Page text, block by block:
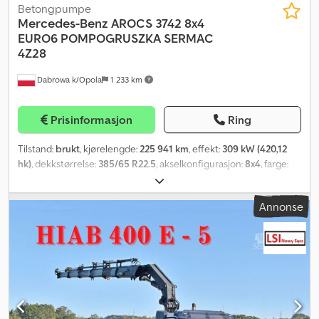
Dabrowa k/Opola 1 233 km
Betongpumpe
Mercedes-Benz AROCS 3742 8x4
EURO6 POMPOGRUSZKA SERMAC
4Z28
Prisinformasjon Ring
Tilstand: brukt, kjørelengde:225 941 km, effekt: 309 kW (420,12
hk), dekkstørrelse: 385/65 R22.5, akselkonfigurasjon:8x4, farge:
, utslippsklasse:
total lengde:9 920 mm, total bredde:2 550 mm, total høyde:
ABS,
aircondition, differensialsperre, elektrisk justerbart speil,
elektrisk vindusregulering, sentral låsing ,
Annonse